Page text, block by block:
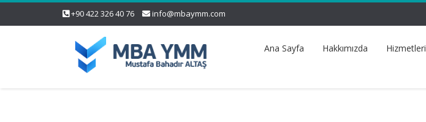
+90 422 326 40 76 info@mbaymm.com
Ana Sayfa Hakkımızda